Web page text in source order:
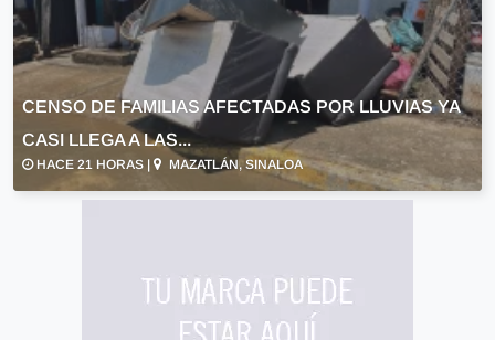
CENSO DE FAMILIAS AFECTADAS POR LLUVIAS YA
CASI LLEGA A LAS...
HACE 21 HORAS | MAZATLÁN, SINALOA